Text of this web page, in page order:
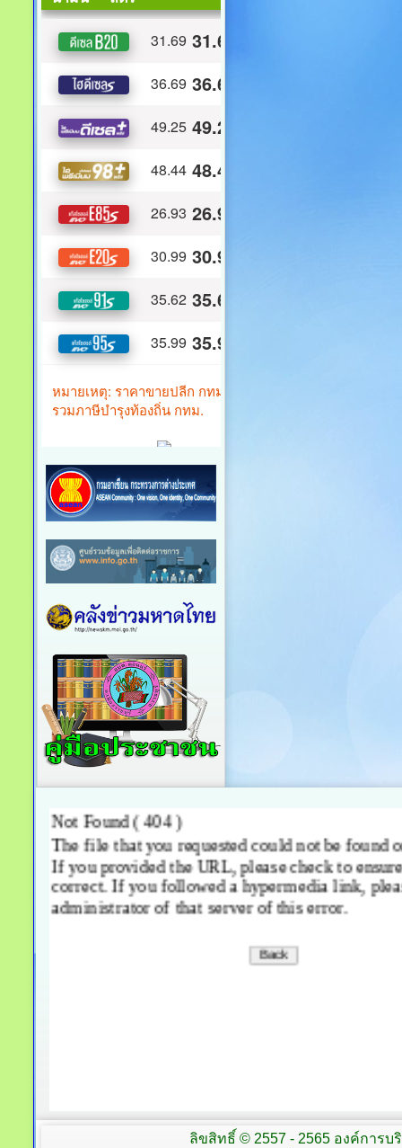
ลิขสิทธิ์ © 2557 - 2565 องค์การ